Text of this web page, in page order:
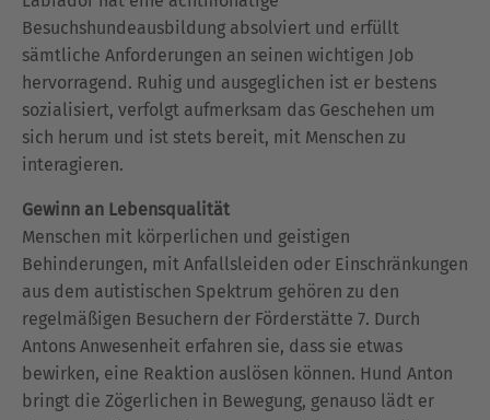
Besuchshundeausbildung absolviert und erfüllt
sämtliche Anforderungen an seinen wichtigen Job
hervorragend. Ruhig und ausgeglichen ist er bestens
sozialisiert, verfolgt aufmerksam das Geschehen um
sich herum und ist stets bereit, mit Menschen zu
interagieren.
Gewinn an Lebensqualität
Menschen mit körperlichen und geistigen
Behinderungen, mit Anfallsleiden oder Einschränkungen
aus dem autistischen Spektrum gehören zu den
regelmäßigen Besuchern der Förderstätte 7. Durch
Antons Anwesenheit erfahren sie, dass sie etwas
bewirken, eine Reaktion auslösen können. Hund Anton
bringt die Zögerlichen in Bewegung, genauso lädt er